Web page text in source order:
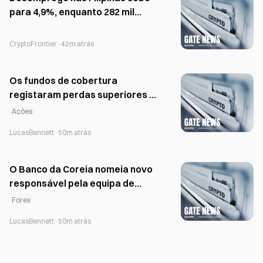
para 4,9%, enquanto 282 mil
sem emprego
CryptoFrontier · 42m atrás
Os fundos de cobertura
registaram perdas superiores a
10% com a queda das ações
no mês passado
Ações
LucasBennett · 50m atrás
O Banco da Coreia nomeia novo
responsável pela equipa de
operações de mercado
Forex
LucasBennett · 50m atrás